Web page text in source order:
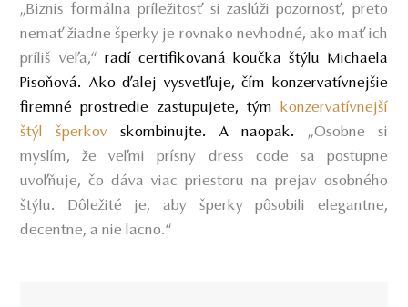
„Biznis formálna príležitosť si zaslúži pozornosť, preto
nemať žiadne šperky je rovnako nevhodné, ako mať ich
príliš veľa,“ radí certifikovaná koučka štýlu Michaela
Pisoňová. Ako ďalej vysvetľuje, čím konzervatívnejšie
firemné prostredie zastupujete, tým konzervatívnejší
štýl šperkov skombinujte. A naopak.
„Osobne si
myslím, že veľmi prísny dress code sa postupne
uvoľňuje, čo dáva viac priestoru na prejav osobného
štýlu. Dôležité je, aby šperky pôsobili elegantne,
decentne, a nie lacno.“